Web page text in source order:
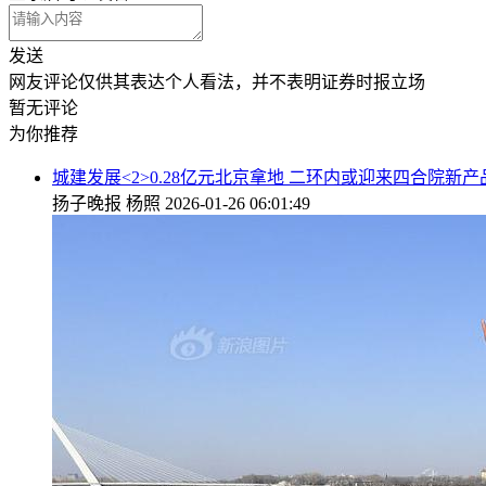
发送
网友评论仅供其表达个人看法，并不表明证券时报立场
暂无评论
为你推荐
城建发展<2>0.28亿元北京拿地 二环内或迎来四合院新产
扬子晚报 杨照 2026-01-26 06:01:49